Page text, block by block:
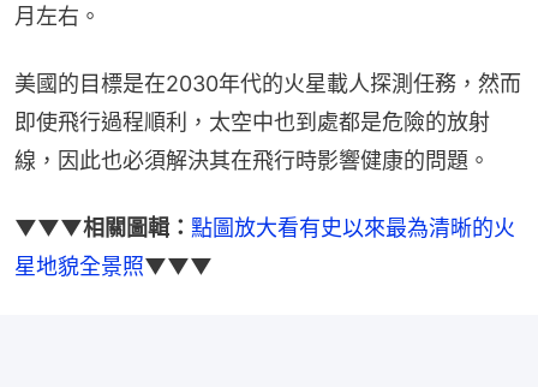
月左右。
美國的目標是在2030年代的火星載人探測任務，然而
即使飛行過程順利，太空中也到處都是危險的放射
線，因此也必須解決其在飛行時影響健康的問題。
▼▼▼相關圖輯： 點圖放大看有史以來最為清晰的火
星地貌全景照▼▼▼